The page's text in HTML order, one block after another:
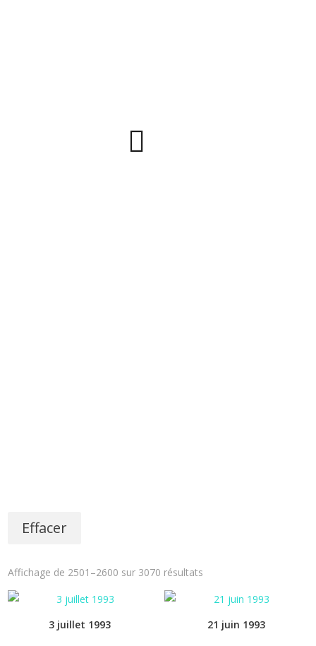
Effacer
Affichage de 2501–2600 sur 3070 résultats
3 juillet 1993 21 juin 1993